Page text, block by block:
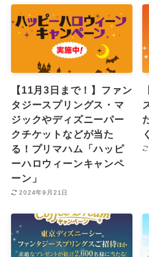
【11月3日まで！】ファン
タジースプリングス・マ
ジックやディズニーパー
クチケットなどが当た
る！プリマハム「ハッピ
ーハロウィーンキャンペ
ーン」
2024年9月21日